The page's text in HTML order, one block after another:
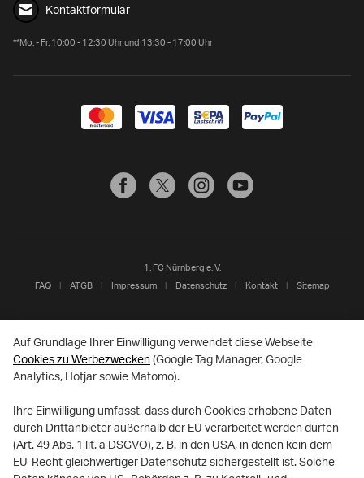
Kontaktformular
**Mo. - Fr. 10:00 - 12:30 Uhr und 13:30 - 17:00 Uhr
1. FC Nürnberg e. V.
FAQ
ATGB Impressum Datenschutz Kontakt Sitemap
Auf Grundlage Ihrer Einwilligung verwendet diese Webseite
Cookies zu Werbezwecken(Google Tag Manager, Google
Analytics, Hotjar sowie Matomo).
Ihre Einwilligung umfasst, dass durch Cookies erhobene Daten
durch Drittanbieter außerhalb der EU verarbeitet werden dürfen
(Art. 49 Abs. 1 lit. a DSGVO), z. B. in den USA, in denen kein dem
EU-Recht gleichwertiger Datenschutz sichergestellt ist. Solche